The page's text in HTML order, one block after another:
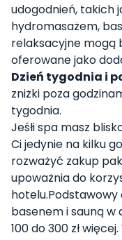
udogodnień, takich
hydromasażem,
relaksacyjne mogą
oferowane jako
Dzień tygodnia i
zniżki poza
tygodnia.
Jeśłi spa masz
Ci jedynie na kilku
rozważyć zakup
upoważnia do
basenem i sauną w
100 do 300 zł